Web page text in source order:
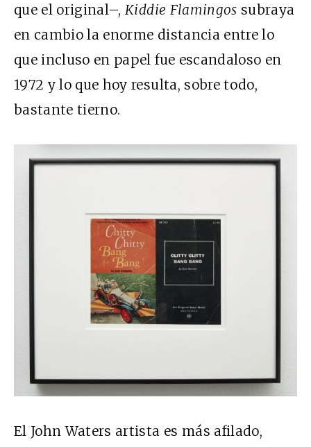
que el original–,Kiddie Flamingos subraya
en cambio la enorme distancia entre lo
que incluso en papel fue escandaloso en
1972 y lo que hoy resulta, sobre todo,
bastante tierno.
El John Waters artista es más afilado,